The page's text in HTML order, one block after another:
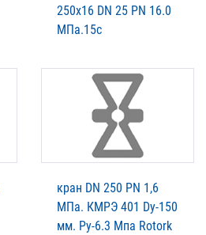
250х16 DN 25 PN 16.0
МПа.15с
кран DN 250 PN 1,6
МПа. КМРЭ 401 Dy-150
мм. Py-6.3 Мпа Rotork